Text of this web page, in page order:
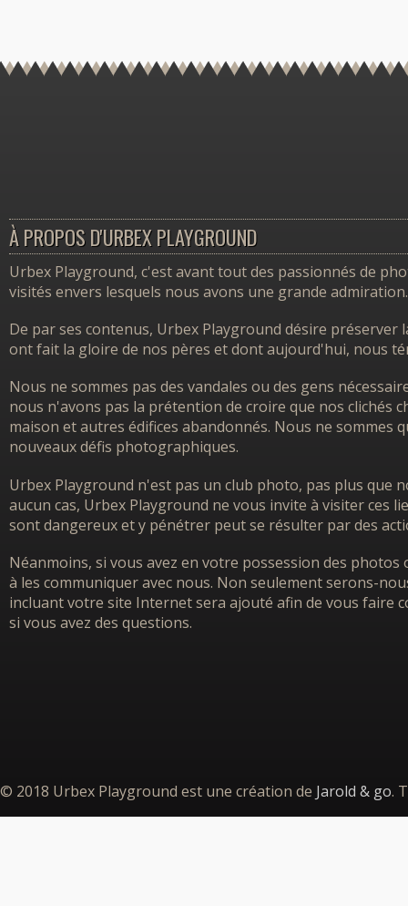
À PROPOS D'URBEX PLAYGROUND
Urbex Playground, c'est avant tout des passionnés de
visités envers lesquels nous avons une grande admiration.
De par ses contenus, Urbex Playground désire
ont fait la gloire de nos pères et dont aujourd'hui, nous
Nous ne sommes pas des vandales ou des gens
nous n'avons pas la prétention de croire que nos clichés
maison et autres édifices abandonnés. Nous ne sommes
nouveaux défis photographiques.
Urbex Playground n'est pas un club photo, pas plus que
aucun cas, Urbex Playground ne vous invite à visiter ces
sont dangereux et y pénétrer peut se résulter par des
Néanmoins, si vous avez en votre possession des
à les communiquer avec nous. Non seulement serons-
incluant votre site Internet sera ajouté afin de vous faire
si vous avez des questions.
© 2018 Urbex Playground est une création de Jarold & go.